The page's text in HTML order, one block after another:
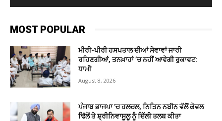
MOST POPULAR
ਮੀਰੀ-ਪੀਰੀ ਹਸਪਤਾਲ ਦੀਆਂ ਸੇਵਾਵਾਂ ਜਾਰੀ
ਰਹਿਣਗੀਆਂ, ਤਨਖ਼ਾਹਾਂ ’ਚ ਨਹੀਂ ਆਵੇਗੀ ਰੁਕਾਵਟ:
ਧਾਮੀ
August 8, 2026
ਪੰਜਾਬ ਭਾਜਪਾ ’ਚ ਹਲਚਲ, ਨਿਤਿਨ ਨਬੀਨ ਵੱਲੋਂ ਕੇਵਲ
ਢਿੱਲੋਂ ਤੇ ਸ਼੍ਰੀਨਿਵਾਸੂਲੂ ਨੂੰ ਦਿੱਲੀ ਤਲਬ ਕੀਤਾ